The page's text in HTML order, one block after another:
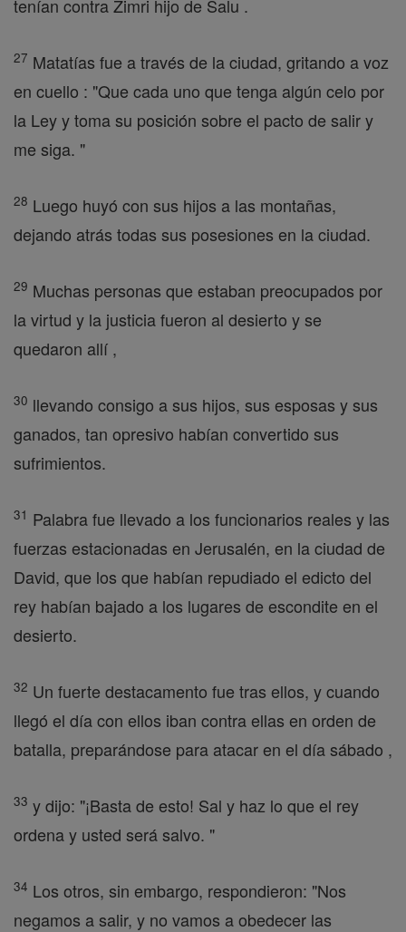
tenían contra Zimri hijo de Salu .
27 Matatías fue a través de la ciudad, gritando a voz
en cuello : "Que cada uno que tenga algún celo por
la Ley y toma su posición sobre el pacto de salir y
me siga. "
28 Luego huyó con sus hijos a las montañas,
dejando atrás todas sus posesiones en la ciudad.
29 Muchas personas que estaban preocupados por
la virtud y la justicia fueron al desierto y se
quedaron allí ,
30 llevando consigo a sus hijos, sus esposas y sus
ganados, tan opresivo habían convertido sus
sufrimientos.
31 Palabra fue llevado a los funcionarios reales y las
fuerzas estacionadas en Jerusalén, en la ciudad de
David, que los que habían repudiado el edicto del
rey habían bajado a los lugares de escondite en el
desierto.
32 Un fuerte destacamento fue tras ellos, y cuando
llegó el día con ellos iban contra ellas en orden de
batalla, preparándose para atacar en el día sábado ,
33 y dijo: "¡Basta de esto! Sal y haz lo que el rey
ordena y usted será salvo. "
34 Los otros, sin embargo, respondieron: "Nos
negamos a salir, y no vamos a obedecer las